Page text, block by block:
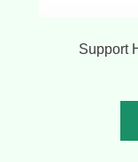
Support